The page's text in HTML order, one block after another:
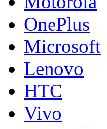
OnePlus
Microsoft
Lenovo
HTC
Vivo